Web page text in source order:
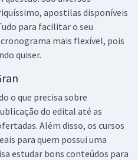
apostilas disponíveis
para facilitar o seu
mais flexível, pois
quiser.
o que precisa sobre
do edital até as
Além disso, os cursos
para quem possui uma
estudar bons conteúdos para